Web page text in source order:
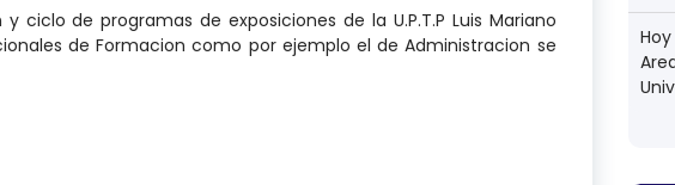
ciclo de programas de exposiciones de la U.P.T.P Luis Mariano
de Formacion como por ejemplo el de Administracion se
Luis Mariano Rivera trabajo de Exposicion de Trabajosde Grado